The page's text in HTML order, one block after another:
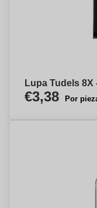
Lupa Tudels
€3,38 Por